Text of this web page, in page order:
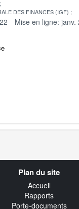
DES FINANCES (IGF)
Mise en ligne: janv.
Plan du site
Accueil
Rapports
Porte-documents